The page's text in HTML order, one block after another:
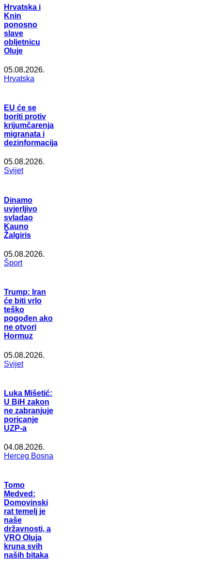
Hrvatska i
Knin
ponosno
slave
obljetnicu
Oluje
05.08.2026.
Hrvatska
EU će se
boriti protiv
krijumčarenja
migranata i
dezinformacija
05.08.2026.
Svijet
Dinamo
uvjerljivo
svladao
Kauno
Žalgiris
05.08.2026.
Šport
Trump: Iran
će biti vrlo
teško
pogođen ako
ne otvori
Hormuz
05.08.2026.
Svijet
Luka Mišetić:
U BiH zakon
ne zabranjuje
poricanje
UZP-a
04.08.2026.
Herceg Bosna
Tomo
Medved:
Domovinski
rat temelj je
naše
državnosti, a
VRO Oluja
kruna svih
naših bitaka